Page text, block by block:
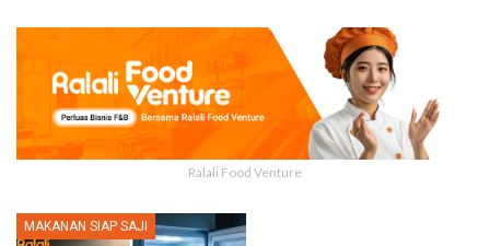
Ralali Food Venture
MAKANAN SIAP SAJI